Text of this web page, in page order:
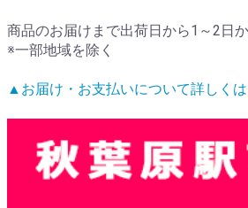
商品のお届けまで出荷日から1～2日か
※一部地域を除く
▲お届け・お支払いについて詳しく